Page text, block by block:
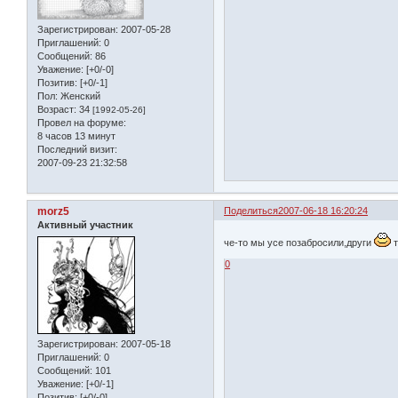
Зарегистрирован: 2007-05-28
Приглашений: 0
Сообщений: 86
Уважение: [+0/-0]
Позитив: [+0/-1]
Пол: Женский
Возраст: 34 [1992-05-26]
Провел на форуме:
8 часов 13 минут
Последний визит:
2007-09-23 21:32:58
Поделиться2007-06-18 16:20:24
morz5
Активный участник
Зарегистрирован: 2007-05-18
Приглашений: 0
Сообщений: 101
Уважение: [+0/-1]
че-то мы усе позабросили,други
0